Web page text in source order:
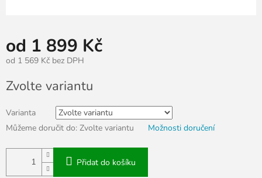
od 1 899 Kč
od 1 569 Kč bez DPH
cena:
Zvolte variantu
Varianta
Můžeme doručit do: Zvolte variantu Možnosti doručení
Přidat do košíku